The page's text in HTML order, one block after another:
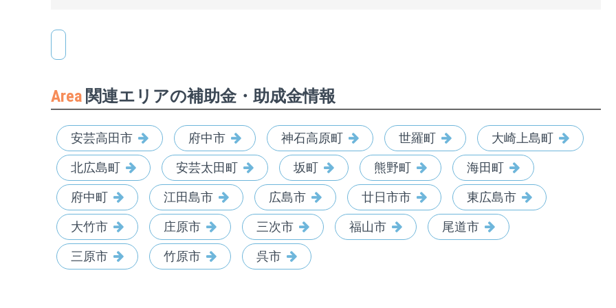
Area 関連エリアの補助金・助成金情報
安芸高田市 府中市 神石高原町 世羅町 大崎上島町
北広島町 安芸太田町 坂町 熊野町 海田町
府中町 江田島市 広島市 廿日市市 東広島市
大竹市 庄原市 三次市 福山市 尾道市
三原市 竹原市 呉市